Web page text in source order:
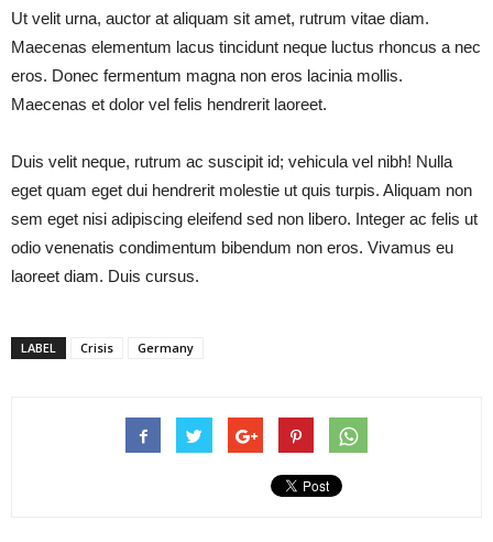
Ut velit urna, auctor at aliquam sit amet, rutrum vitae diam.
Maecenas elementum lacus tincidunt neque luctus rhoncus a nec
eros. Donec fermentum magna non eros lacinia mollis.
Maecenas et dolor vel felis hendrerit laoreet.
Duis velit neque, rutrum ac suscipit id; vehicula vel nibh! Nulla
eget quam eget dui hendrerit molestie ut quis turpis. Aliquam non
sem eget nisi adipiscing eleifend sed non libero. Integer ac felis ut
odio venenatis condimentum bibendum non eros. Vivamus eu
laoreet diam. Duis cursus.
LABEL Crisis Germany